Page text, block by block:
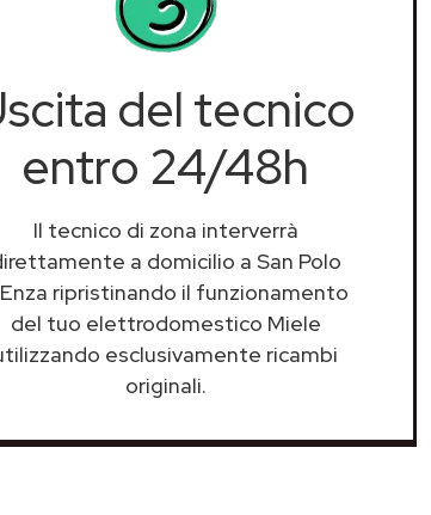
del tecnico
entro 24/48h
Il tecnico di zona interverrà
a domicilio a San Polo
ripristinando il funzionamento
del tuo elettrodomestico Miele
esclusivamente ricambi
originali.